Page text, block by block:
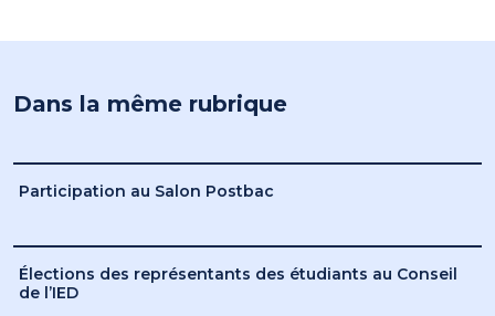
Dans la même rubrique
Participation au Salon Postbac
Élections des représentants des étudiants au Conseil
de l’IED